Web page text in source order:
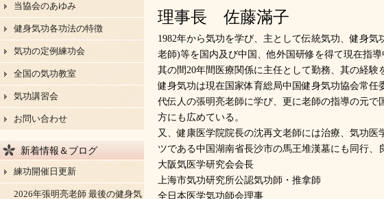
理事長 佐藤滿子
1982年から気功を学び、主として伝統気功、健身
老師)等を国内及び中国、他外国研修を得て現在指導
其の間20年間医療関係に主任として勤務、其の経験
健身気功は現在国家体育総局中国健身気功協会常任
代伝人の張明亮老師に学び、更に老師の指導の元で
方にも広めている。
又、健康医学院院長の沈再文老師には治療、気功医
ツである中国湖南省長沙市の馬王堆漢墓にも同行、
大阪気医学研究会会長
上海市気功研究所公認気功師・推拿師
全日本医学気功師会理事
当協会のあゆみ
健身気功各功法の特徴
気功の定例練功会
全国の気功教室
気功講習会
お問い合わせ
新着情報＆ブログ
練功開催日更新
2026年張明亮老師 最後の健身気